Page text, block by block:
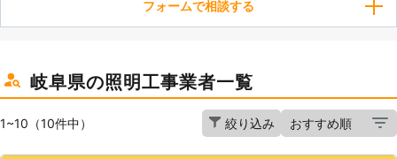
フォームで相談する
岐阜県の照明工事業者一覧
1~10（10件中） 絞り込み